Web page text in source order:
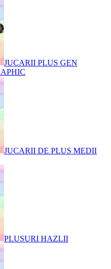
JUCARII PLUS GEN
JUCARII DE PLUS MEDII
PLUSURI HAZLII